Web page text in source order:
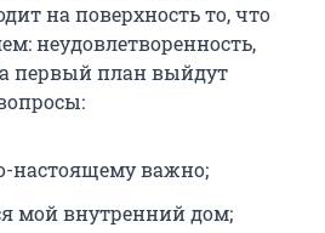
на поверхность то, что
неудовлетворенность,
первый план выйдут
настоящему важно;
мой внутренний дом;